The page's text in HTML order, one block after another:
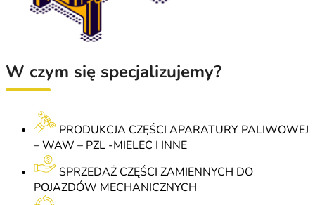
W czym się specjalizujemy?
PRODUKCJA CZĘŚCI APARATURY PALIWOWEJ
– WAW – PZL -MIELEC I INNE
SPRZEDAŻ CZĘŚCI ZAMIENNYCH DO
POJAZDÓW MECHANICZNYCH